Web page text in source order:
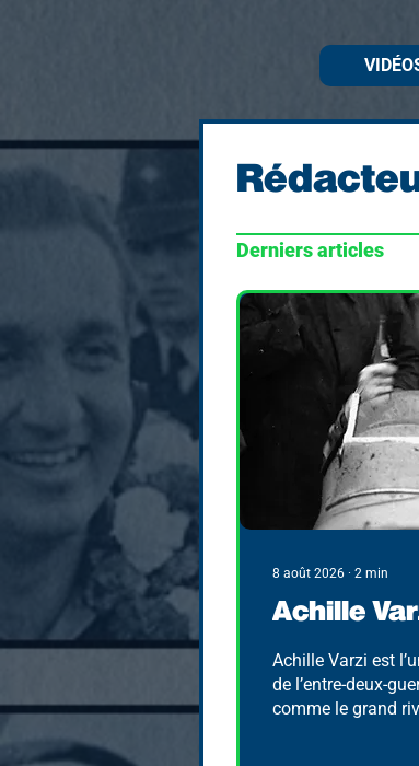
Derniers articles
8 août 2026 ∙ 2 min
Achille
Achille Varzi est
de l’entre-deux-
comme le grand